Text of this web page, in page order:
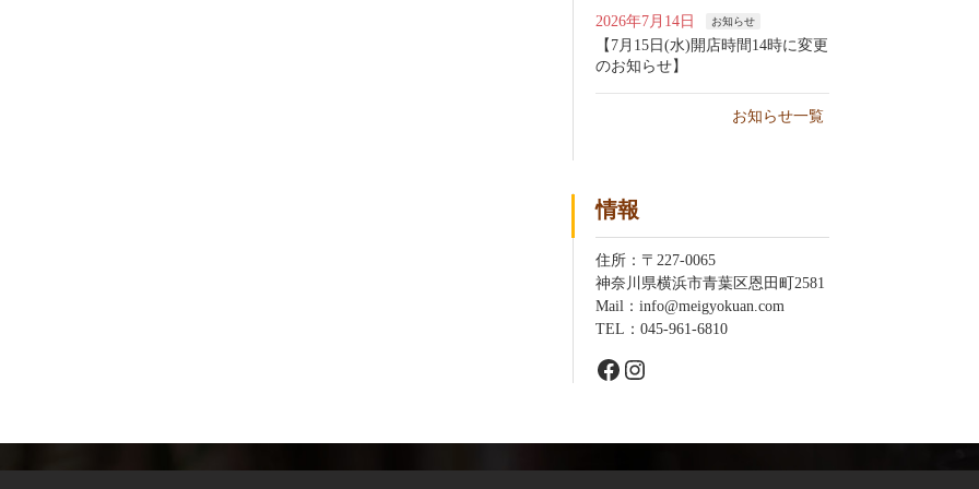
2026年7月14日 お知らせ
【7月15日(水)開店時間14時に変更
のお知らせ】
お知らせ一覧
情報
住所：〒227-0065
神奈川県横浜市青葉区恩田町2581
Mail：info@meigyokuan.com
TEL：045-961-6810
Facebook Instagram